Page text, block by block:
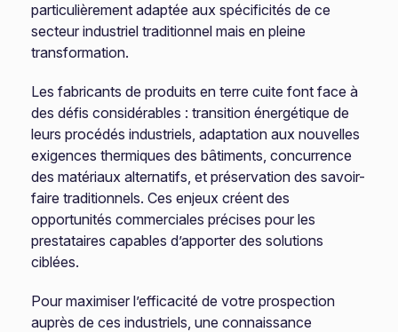
particulièrement adaptée aux spécificités de ce
secteur industriel traditionnel mais en pleine
transformation.
Les fabricants de produits en terre cuite font face à
des défis considérables : transition énergétique de
leurs procédés industriels, adaptation aux nouvelles
exigences thermiques des bâtiments, concurrence
des matériaux alternatifs, et préservation des savoir-
faire traditionnels. Ces enjeux créent des
opportunités commerciales précises pour les
prestataires capables d’apporter des solutions
ciblées.
Pour maximiser l’efficacité de votre prospection
auprès de ces industriels, une connaissance